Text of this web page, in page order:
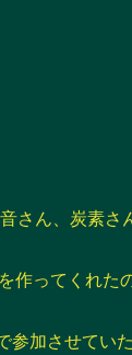
さん、炭素さ
ってくれたの
加させていた